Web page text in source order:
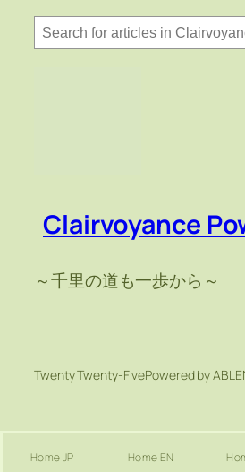
検
索
Clairvoyance
～千里の道も一歩から～
Twenty Twenty-FivePowered by
Home JP Home EN